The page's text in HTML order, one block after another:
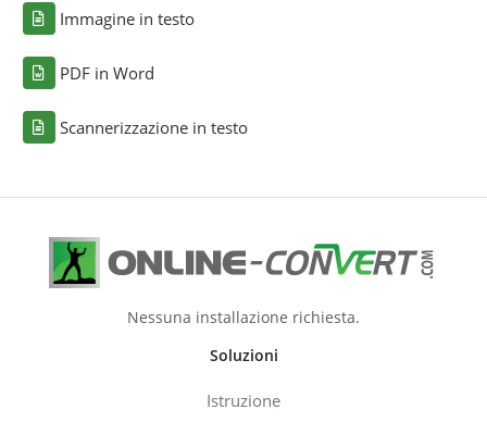
Immagine in testo
PDF in Word
Scannerizzazione in testo
Nessuna installazione richiesta.
Soluzioni
Istruzione